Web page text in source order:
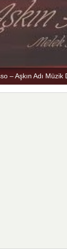
– Aşkın Adı Müzik